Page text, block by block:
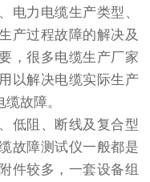
力电缆生产类型、
产过程故障的解决及
，很多电缆生产厂家
用以解决电缆实际生产
故障。
阻、断线及复合型
故障测试仪一般都是
件较多，一套设备组